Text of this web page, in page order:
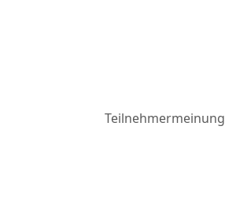
Teilnehmermeinung